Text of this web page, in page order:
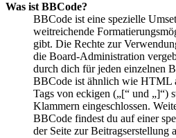
Was ist BBCode?
BBCode ist eine spezielle
weitreichende
gibt. Die Rechte zur
die Board-Administration
durch dich für jeden einzelnen
BBCode ist ähnlich wie HTML
Tags von eckigen („[“ und „]“)
Klammern eingeschlossen.
BBCode findest du auf einer
der Seite zur Beitragserstellung